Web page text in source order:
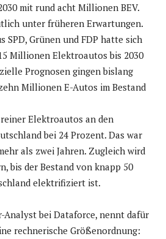
mit rund acht Millionen BEV.
unter früheren Erwartungen.
SPD, Grünen und FDP hatte sich
Millionen Elektroautos bis 2030
Prognosen gingen bislang
Millionen E-Autos im Bestand
Elektroautos an den
bei 24 Prozent. Das war
als zwei Jahren. Zugleich wird
bis der Bestand von knapp 50
elektrifiziert ist.
Analyst bei Dataforce, nennt dafür
rechnerische Größenordnung: